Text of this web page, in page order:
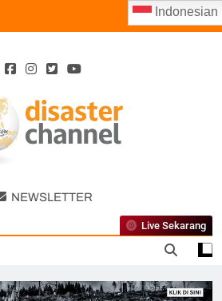
Disaster
Channel
NEWSLETTER
Live Sekarang
Indonesian